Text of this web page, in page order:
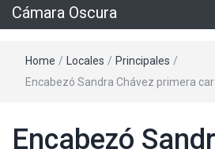
Cámara Oscura
Home / Locales / Principales /
Encabezó Sandra Chávez primera
Encabezó